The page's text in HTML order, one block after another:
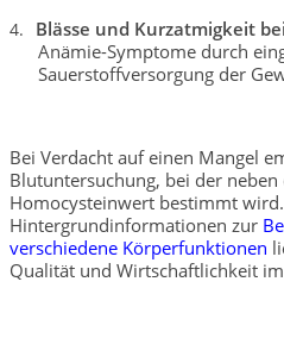
4. Blässe und Kurzatmigkeit
Anämie-Symptome durch
Sauerstoffversorgung der
Bei Verdacht auf einen Mangel
Blutuntersuchung, bei der
Homocysteinwert bestimmt
Hintergrundinformationen zur
verschiedene Körperfunktionen
Qualität und Wirtschaftlichkeit